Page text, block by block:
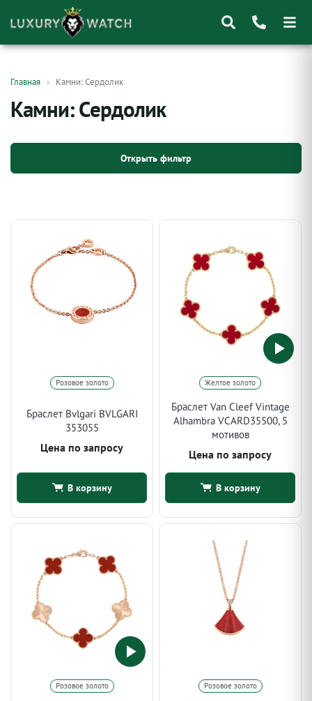
товаров
Главная Камни: Сердолик
Камни: Сердолик
Открыть фильтр
Розовое золото
Браслет Bvlgari BVLGARI
353055
Цена по запросу
В корзину
Желтое золото
Браслет Van Cleef Vintage
Alhambra VCARD35500, 5
мотивов
Цена по запросу
В корзину
Розовое золото Розовое золото